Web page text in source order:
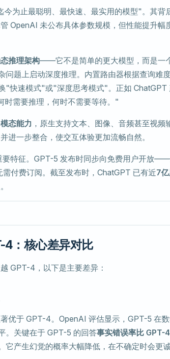
为止最聪明、最快速、最实用的模型"。其背
OpenAI 未公布具体参数规模，但性能提升幅
推理架构——它不是简单的更大模型，而是一
问题上启动深度推理。内置路由器根据查询难
"快速模式"或"深度思考模式"。正如 ChatGPT
时需要推理，何时不需要等待。"
态能力 ，原生支持文本、图像、音频甚至视频
进一步整合，使交互体验更加流畅自然。
要特征。GPT-5 发布时同步向免费用户开放
付费订阅。截至发布时，ChatGPT 已有近7
4：核心差异对比
GPT-4，以下是主要差异：
优于 GPT-4。OpenAI 评估显示，GPT-5 在
。关键在于 GPT-5 的回答事实错误率比 GPT-
产生幻觉的概率大幅降低，在不确定时会更诚